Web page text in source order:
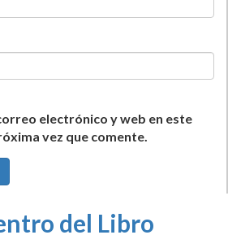
electrónico y web en este
vez que comente.
del Libro